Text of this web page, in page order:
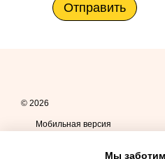
Отправить
© 2026
Мобильная версия
Мы